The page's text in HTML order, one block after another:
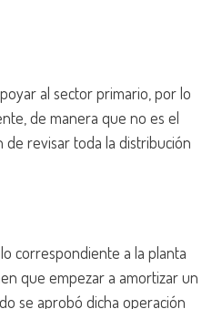
al sector primario, por lo
de manera que no es el
revisar toda la distribución
correspondiente a la planta
que empezar a amortizar un
se aprobó dicha operación